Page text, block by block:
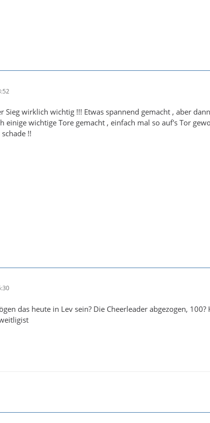
Sieg wirklich wichtig !!! Etwas spannend gemacht , aber
einige wichtige Tore gemacht , einfach mal so auf's Tor
!!
das heute in Lev sein? Die Cheerleader abgezogen,